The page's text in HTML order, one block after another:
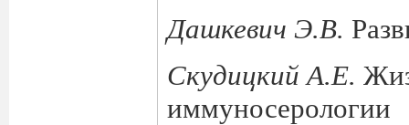
Дашкевич Э.В.
Скудицкий А.Е.
иммуносерологии